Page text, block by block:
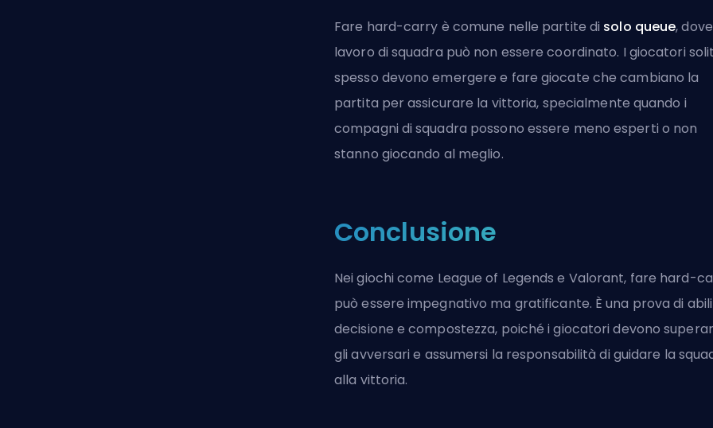
Fare hard-carry è comune nelle partite di solo queue,
lavoro di squadra può non essere coordinato. I giocatori
spesso devono emergere e fare giocate che cambiano la
partita per assicurare la vittoria, specialmente quando i
compagni di squadra possono essere meno esperti o non
stanno giocando al meglio.
Conclusione
Nei giochi come League of Legends e Valorant, fare hard-
può essere impegnativo ma gratificante. È una prova di
decisione e compostezza, poiché i giocatori devono
gli avversari e assumersi la responsabilità di guidare la
alla vittoria.